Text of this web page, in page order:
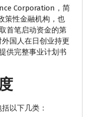
Corporation，简
策性金融机构，也
首笔启动资金的第
国人在日创业持更
供完整事业计划书
以下几类：